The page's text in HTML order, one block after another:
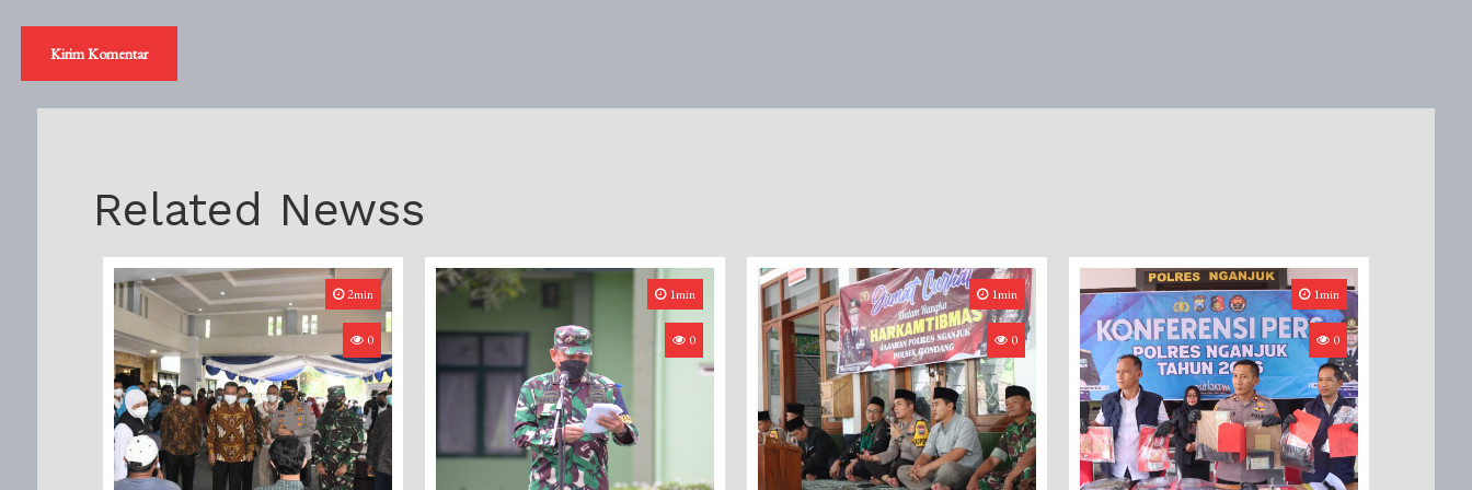
Related Newss
2min
0
1min
0
1min
0
1min
0